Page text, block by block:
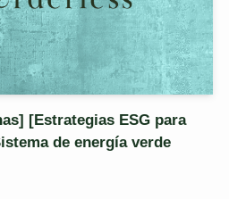
[Estrategias ESG para
de energía verde